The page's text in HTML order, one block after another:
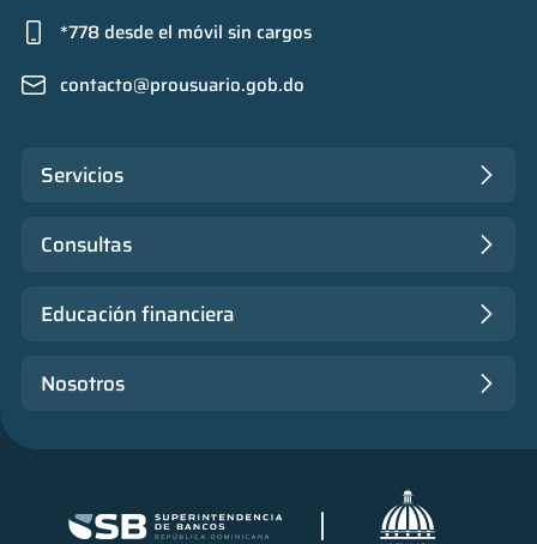
*778 desde el móvil sin cargos
contacto@prousuario.gob.do
Servicios
Consultas
Educación financiera
Nosotros